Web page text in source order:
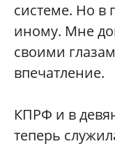
системе. Но в
иному. Мне
своими
впечатление.
КПРФ и в
теперь